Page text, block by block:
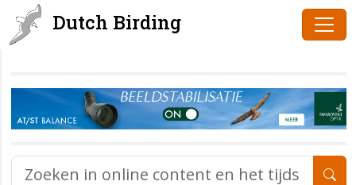
Dutch Birding